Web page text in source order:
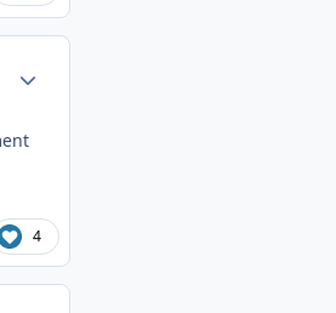
4